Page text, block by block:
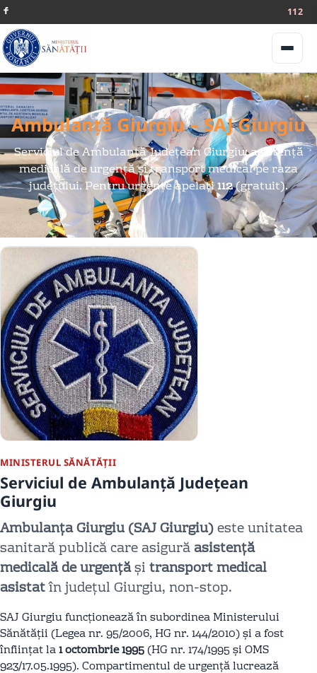
112
Meniu
Ambulanță Giurgiu – SAJ Giurgiu
Serviciul de Ambulanță Județean Giurgiu: asistență
medicală de urgență și transport medical pe raza
județului. Pentru urgențe apelați112(gratuit).
MINISTERUL SĂNĂTĂȚII
Serviciul de Ambulanță Județean
Giurgiu
Ambulanța Giurgiu (SAJ Giurgiu)este unitatea
sanitară publică care asigurăasistență
medicală de urgențășitransport medical
asistatîn județul Giurgiu, non-stop.
SAJ Giurgiu funcționează în subordinea Ministerului
Sănătății (Legea nr. 95/2006, HG nr. 144/2010) și a fost
înființat la1 octombrie 1995(HG nr. 174/1995 și OMS
923/17.05.1995). Compartimentul de urgență lucrează